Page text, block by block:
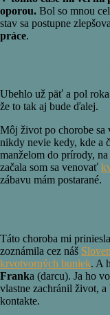
oporou. Bol so mnou
stav sa postupne
práce.
Ubehlo už päť a pol
že to tak aj bude ďalej.
Môj život po chorobe
nikdy nevie kedy, kde a
manželom do prírody,
začala som sa venovať
zábavu mám postarané.
Táto choroba mi
zoznámila cez náš
krvotvorných buniek. A
Franka (darcu). Ja ho
vlastne zachránil život,
kontakte.